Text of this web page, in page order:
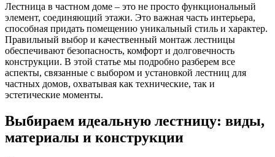
Лестница в частном доме – это не просто функциональный
элемент, соединяющий этажи. Это важная часть интерьера,
способная придать помещению уникальный стиль и характер.
Правильный выбор и качественный монтаж лестницы
обеспечивают безопасность, комфорт и долговечность
конструкции. В этой статье мы подробно разберем все
аспекты, связанные с выбором и установкой лестниц для
частных домов, охватывая как технические, так и
эстетические моменты.
Выбираем идеальную лестницу: виды,
материалы и конструкции